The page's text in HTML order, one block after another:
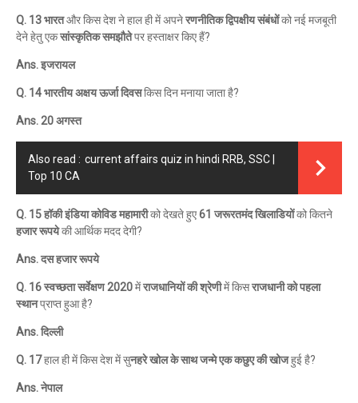
Q. 13 भारतऔर किस देश ने हाल ही में अपनेरणनीतिक द्विपक्षीय संबंधोंको नई मजबूती
देने हेतु एकसांस्कृतिक समझौतेपर हस्ताक्षर किए हैं?
Ans. इजरायल
Q. 14 भारतीय अक्षय ऊर्जा दिवसकिस दिन मनाया जाता है?
Ans. 20 अगस्त
Also read : current affairs quiz in hindi RRB, SSC |
Top 10 CA
Q. 15 हॉकी इंडिया कोविड महामारीको देखते हुए61 जरूरतमंद खिलाडियोंको कितने
हजार रूपयेकी आर्थिक मदद देगी?
Ans. दस हजार रूपये
Q. 16 स्वच्छता सर्वेक्षण 2020मेंराजधानियों की श्रेणीमें किसराजधानी को पहला
स्थानप्राप्त हुआ है?
Ans. दिल्ली
Q. 17हाल ही में किस देश में सुनहरे खोल के साथ जन्मे एक कछुए की खोजहुई है?
Ans. नेपाल